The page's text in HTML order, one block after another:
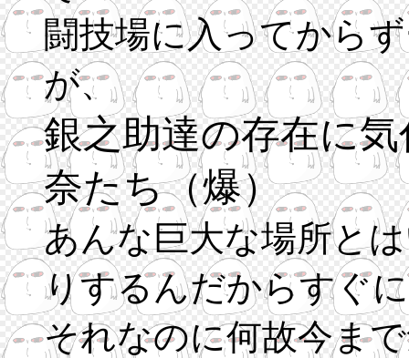
闘技場に入ってから
が、
銀之助達の存在に
奈たち（爆）
あんな巨大な場所と
りするんだからすぐ
それなのに何故今ま